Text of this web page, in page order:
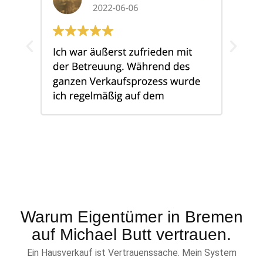
Warum Eigentümer in Bremen
auf Michael Butt vertrauen.
Ein Hausverkauf ist Vertrauenssache. Mein System